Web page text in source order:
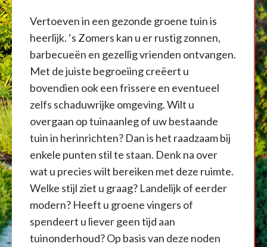
Vertoeven in een gezonde groene tuin is
heerlijk. ‘s Zomers kan u er rustig zonnen,
barbecueën en gezellig vrienden ontvangen.
Met de juiste begroeiing creëert u
bovendien ook een frissere en eventueel
zelfs schaduwrijke omgeving. Wilt u
overgaan op tuinaanleg of uw bestaande
tuin in herinrichten? Dan is het raadzaam bij
enkele punten stil te staan. Denk na over
wat u precies wilt bereiken met deze ruimte.
Welke stijl ziet u graag? Landelijk of eerder
modern? Heeft u groene vingers of
spendeert u liever geen tijd aan
tuinonderhoud? Op basis van deze noden